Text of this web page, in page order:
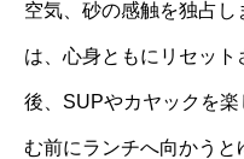
空気、砂の感触を独占
は、心身ともにリセッ
後、SUPやカヤックを
む前にランチへ向かうと